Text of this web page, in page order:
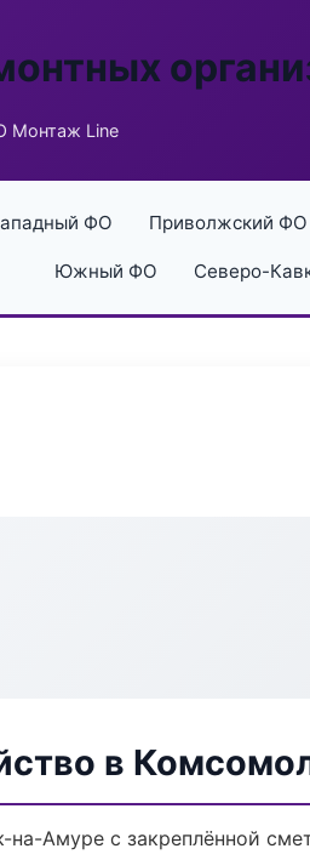
Монтаж Line
ФО Приволжский ФО
Южный ФО Северо-
в
Амуре с закреплённой